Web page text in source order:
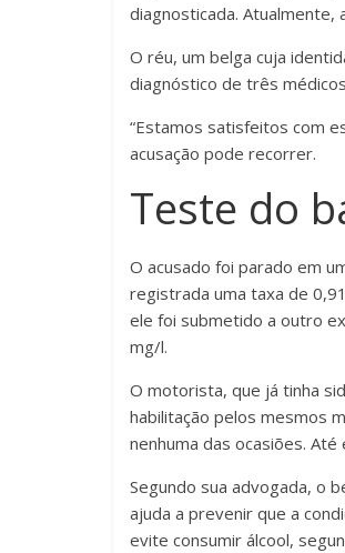
diagnosticada. Atualmente,
O réu, um belga cuja
diagnóstico de três
“Estamos satisfeitos com
acusação pode recorrer.
Teste do
O acusado foi parado em
registrada uma taxa de
ele foi submetido a outro
mg/l.
O motorista, que já tinha
habilitação pelos mesmos
nenhuma das ocasiões.
Segundo sua advogada, o
ajuda a prevenir que a
evite consumir álcool,